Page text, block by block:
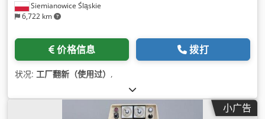
Siemianowice Śląskie
6,722 km
价格信息 拨打
状况: 工厂翻新（使用过） ,
小广告